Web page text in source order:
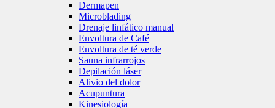
Dermapen
Microblading
Drenaje linfático manual
Envoltura de Café
Envoltura de té verde
Sauna infrarrojos
Depilación láser
Alivio del dolor
Acupuntura
Kinesiología